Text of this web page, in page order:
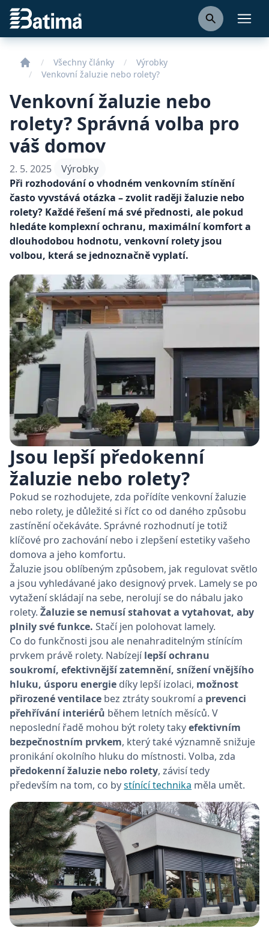
Batima
Všechny články
Výrobky
Venkovní žaluzie nebo rolety?
Venkovní žaluzie nebo
rolety? Správná volba pro
váš domov
2. 5. 2025
Výrobky
Při rozhodování o vhodném venkovním stínění
často vyvstává otázka – zvolit raději žaluzie nebo
rolety? Každé řešení má své přednosti, ale pokud
hledáte komplexní ochranu, maximální komfort a
dlouhodobou hodnotu, venkovní rolety jsou
volbou, která se jednoznačně vyplatí.
Jsou lepší předokenní
žaluzie nebo rolety?
Pokud se rozhodujete, zda pořídíte venkovní žaluzie
nebo rolety, je důležité si říct co od daného způsobu
zastínění očekáváte. Správné rozhodnutí je totiž
klíčové pro zachování nebo i zlepšení estetiky vašeho
domova a jeho komfortu.
Žaluzie jsou oblíbeným způsobem, jak regulovat světlo
a jsou vyhledávané jako designový prvek. Lamely se po
vytažení skládají na sebe, nerolují se do nábalu jako
rolety. Žaluzie se nemusí stahovat a vytahovat, aby
plnily své funkce. Stačí jen polohovat lamely.
Co do funkčnosti jsou ale nenahraditelným stínícím
prvkem právě rolety. Nabízejí lepší ochranu
soukromí, efektivnější zatemnění, snížení vnějšího
hluku, úsporu energie díky lepší izolaci, možnost
přirozené ventilace bez ztráty soukromí a prevenci
přehřívání interiérů během letních měsíců. V
neposlední řadě mohou být rolety takyefektivním
bezpečnostním prvkem, který také významně snižuje
pronikání okolního hluku do místnosti. Volba, zda
předokenní žaluzie nebo rolety, závisí tedy
především na tom, co bystínící technika měla umět.